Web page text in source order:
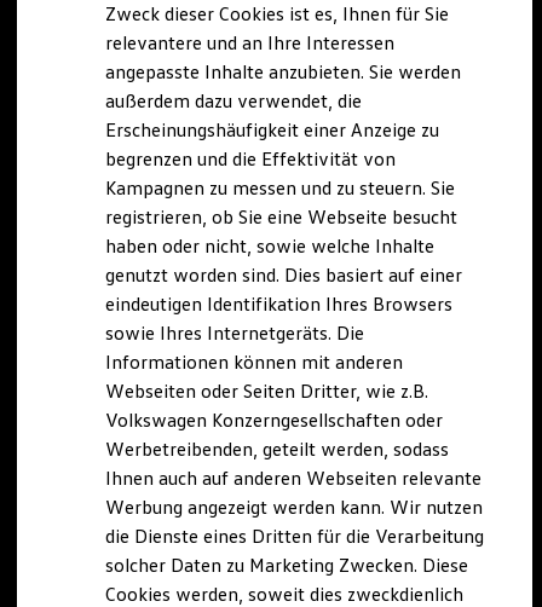
Kaufoptionen
E-Auto-Förderung
Software und Konnektivität
Die ID. Software 6
ID. Software Versionen und Updates
Digitale Extras
Schnittstellen zu Ihrem ID.
Hybridautos
Marke und Erlebnis
Volkswagen R und R Experience
R-Modelle
R Experience
Driving Experience
Volkswagen entdecken
Werkbesichtigung
Lifestyle Shop
T-Roc Kollektion
Golf Kollektion
ID. Kollektion
Volkswagen Kollektion
R-Kollektion
GTI Kollektion
Fußball Drop
we drive football
#wedriveproud
Besitzer und Service
Zweck dieser Cookies ist es, Ihnen für Sie
relevantere und an Ihre Interessen
angepasste Inhalte anzubieten. Sie werden
außerdem dazu verwendet, die
Erscheinungshäufigkeit einer Anzeige zu
begrenzen und die Effektivität von
Kampagnen zu messen und zu steuern. Sie
registrieren, ob Sie eine Webseite besucht
haben oder nicht, sowie welche Inhalte
genutzt worden sind. Dies basiert auf einer
eindeutigen Identifikation Ihres Browsers
sowie Ihres Internetgeräts. Die
Informationen können mit anderen
Webseiten oder Seiten Dritter, wie z.B.
Volkswagen Konzerngesellschaften oder
Werbetreibenden, geteilt werden, sodass
Ihnen auch auf anderen Webseiten relevante
Werbung angezeigt werden kann. Wir nutzen
die Dienste eines Dritten für die Verarbeitung
solcher Daten zu Marketing Zwecken. Diese
Cookies werden, soweit dies zweckdienlich